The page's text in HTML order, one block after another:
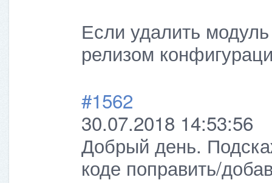
Если удалить
релизом
#1562
30.07.2018 14:53:56
Добрый день.
коде поправить/